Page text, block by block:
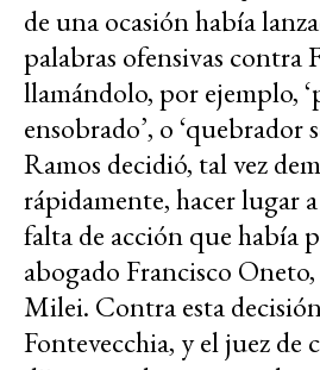
de una ocasión había
palabras ofensivas contra
llamándolo, por ejemplo,
ensobrado’, o ‘quebrador
Ramos decidió, tal vez
rápidamente, hacer lugar
falta de acción que había
abogado Francisco Oneto,
Milei. Contra esta
Fontevecchia, y el juez de